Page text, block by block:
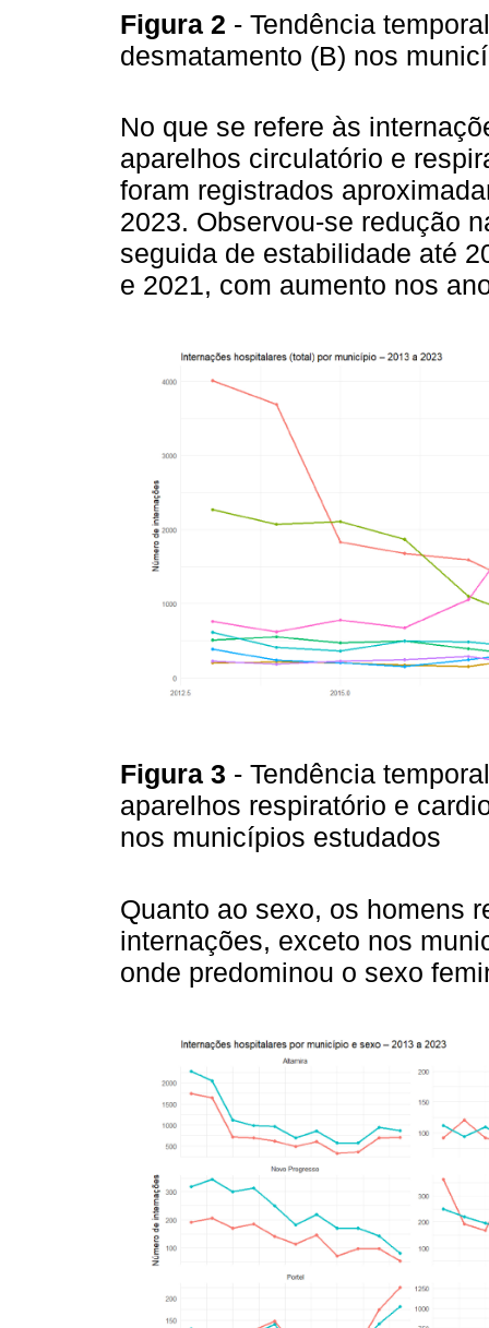
Figura 2 - Tendência
desmatamento (B) nos
No que se refere às
aparelhos circulatório e
foram registrados
2023. Observou-se redução
seguida de estabilidade até
e 2021, com aumento nos
Figura 3 - Tendência
aparelhos respiratório e
nos municípios estudados
Quanto ao sexo, os homens
internações, exceto nos
onde predominou o sexo